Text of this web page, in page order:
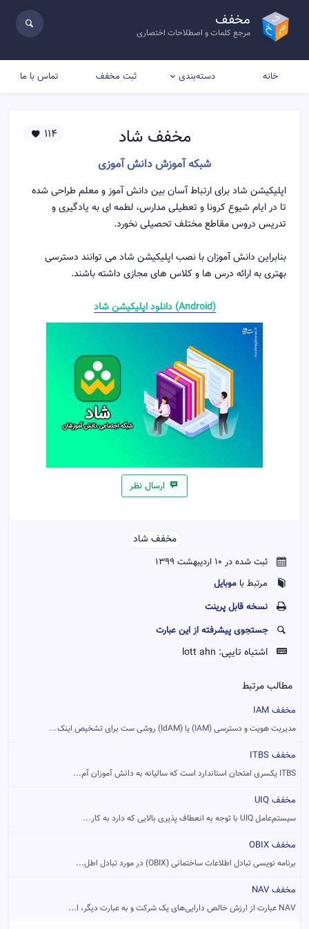
مخفف
مرجع کلمات و اصطلاحات اختصاری
خانه دسته‌بندی ثبت مخفف تماس با ما
مخففشاد
شبکه آموزش دانش آموزی
114
اپلیکیشن شاد برای ارتباط آسان بین دانش آموز و معلم طراحی شده
تا در ایام شیوع کرونا و تعطیلی مدارس، لطمه ای به یادگیری و
تدریس دروس مقاطع مختلف تحصیلی نخورد.
بنابراین دانش آموزان با نصب اپلیکیشن شاد می توانند دسترسی
بهتری به ارائه درس ها و کلاس های مجازی داشته باشند.
(Android) دانلود اپلیکیشن شاد
ارسال نظر
مخفف شاد
ثبت شده در 10 اردیبهشت 1399
مرتبط باموبایل
نسخه قابل پرينت
جستجوی پیشرفته از این عبارت
اشتباه تایپی: lott ahn
مطالب مرتبط
مخفف IAM
مدیریت هویت و دسترسی (IAM) یا (IdAM) روشی ست برای تشخیص اینک...
مخفف ITBS
ITBS یکسری امتحان استاندارد است که سالیانه به دانش آموزان آم...
مخفف UIQ
سیستم‌عامل UIQ با توجه به انعطاف پذیری بالایی که دارد به کار...
مخفف OBIX
برنامه نویسی تبادل اطلاعات ساختمانی (OBIX) در مورد تبادل اطل...
مخفف NAV
NAV عبارت از ارزش خالص دارایی‌های یک شرکت و به عبارت دیگر، ا...